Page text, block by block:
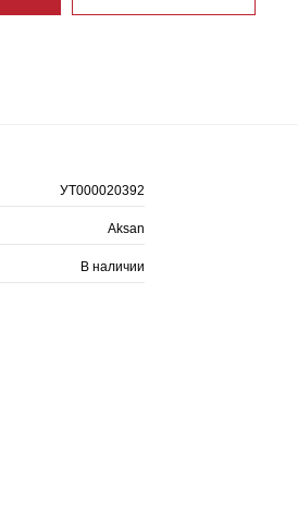
УТ000020392
Aksan
В наличии